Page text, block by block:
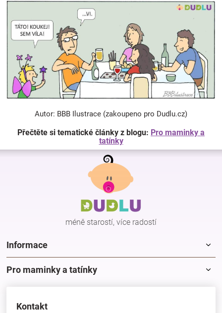
Autor: BBB Ilustrace (zakoupeno pro Dudlu.cz)
Přečtěte si tematické články z blogu: Pro maminky a
tatínky
Z
méně starostí, více radostí
Informace
Pro maminky a tatínky
Kontakt